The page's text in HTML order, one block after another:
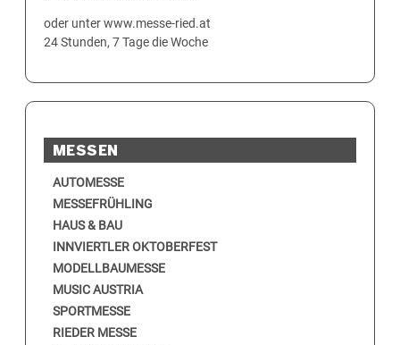
oder unter www.messe-ried.at
24 Stunden, 7 Tage die Woche
MESSEN
AUTOMESSE
MESSEFRÜHLING
HAUS & BAU
INNVIERTLER OKTOBERFEST
MODELLBAUMESSE
MUSIC AUSTRIA
SPORTMESSE
RIEDER MESSE